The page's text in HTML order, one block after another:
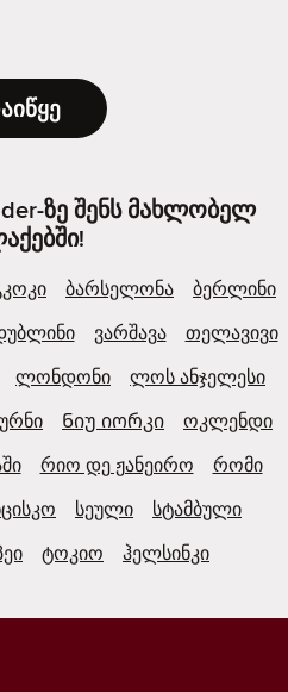
ზე შენს მახლობელ
ბარსელონა
ბერლინი
ვარშავა
თელავივი
ლონდონი
ლოს ანჯელესი
Ნიუ იორკი
ოკლენდი
რიო დე ჟანეირო
რომი
სეული
სტამბული
ტოკიო ჰელსინკი